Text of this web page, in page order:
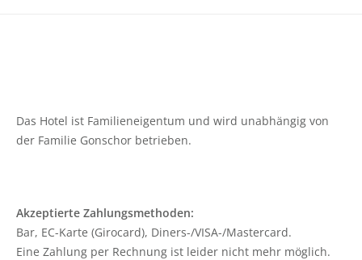
Das Hotel ist Familieneigentum und wird unabhängig von
der Familie Gonschor betrieben.
Akzeptierte Zahlungsmethoden:
Bar, EC-Karte (Girocard), Diners-/VISA-/Mastercard.
Eine Zahlung per Rechnung ist leider nicht mehr möglich.